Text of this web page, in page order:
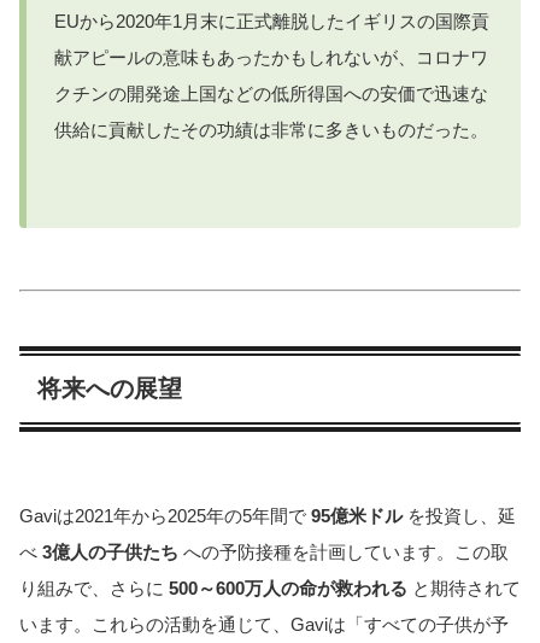
EUから2020年1月末に正式離脱したイギリスの国際貢
献アピールの意味もあったかもしれないが、コロナワ
クチンの開発途上国などの低所得国への安価で迅速な
供給に貢献したその功績は非常に多きいものだった。
将来への展望
Gaviは2021年から2025年の5年間で 95億米ドルを投資し、延
べ 3億人の子供たち への予防接種を計画しています。この取
り組みで、さらに 500～600万人の命が救われる と期待されて
います。これらの活動を通じて、Gaviは「すべての子供が予